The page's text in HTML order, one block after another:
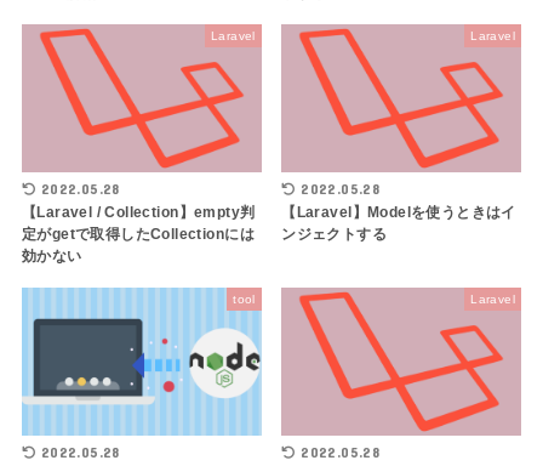
Laravel
2022.05.28
【Laravel / Collection】empty判
定がgetで取得したCollectionには
効かない
Laravel
2022.05.28
【Laravel】Modelを使うときはイ
ンジェクトする
tool
2022.05.28
Laravel
2022.05.28